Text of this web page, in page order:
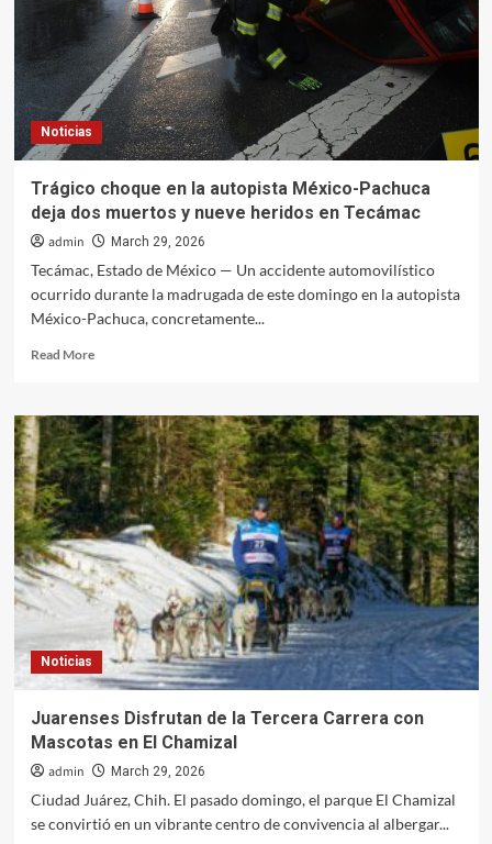
en
Playas
de
Oaxaca:
Urge
Proteger
Especie
en
Peligro
Noticias
Trágico choque en la autopista México-Pachuca
deja dos muertos y nueve heridos en Tecámac
admin March 29, 2026
Tecámac, Estado de México — Un accidente automovilístico
ocurrido durante la madrugada de este domingo en la autopista
México-Pachuca, concretamente...
Read MoreRead
Trágico
choque
en
la
autopista
México-
Pachuca
deja
dos
muertos
nueve
heridos
en
Noticias
Juarenses Disfrutan de la Tercera Carrera con
Mascotas en El Chamizal
admin March 29, 2026
Ciudad Juárez, Chih. El pasado domingo, el parque El Chamizal
se convirtió en un vibrante centro de convivencia al albergar...